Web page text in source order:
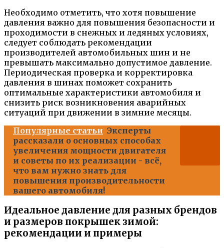
Необходимо отметить, что хотя повышение
давления важно для повышения безопасности и
проходимости в снежных и ледяных условиях,
следует соблюдать рекомендации
производителей автомобильных шин и не
превышать максимально допустимое давление.
Периодическая проверка и корректировка
давления в шинах поможет сохранить
оптимальные характеристики автомобиля и
снизить риск возникновения аварийных
ситуаций при движении в зимние месяцы.
Популярные статьи Эксперты
рассказали о основных способах
увеличения мощности двигателя
и советы по их реализации - всё,
что вам нужно знать для
повышения производительности
вашего автомобиля!
Идеальное давление для разных брендов
и размеров покрышек зимой:
рекомендации и примеры